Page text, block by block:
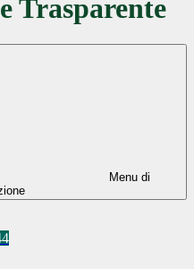
Trasparente
Menu di